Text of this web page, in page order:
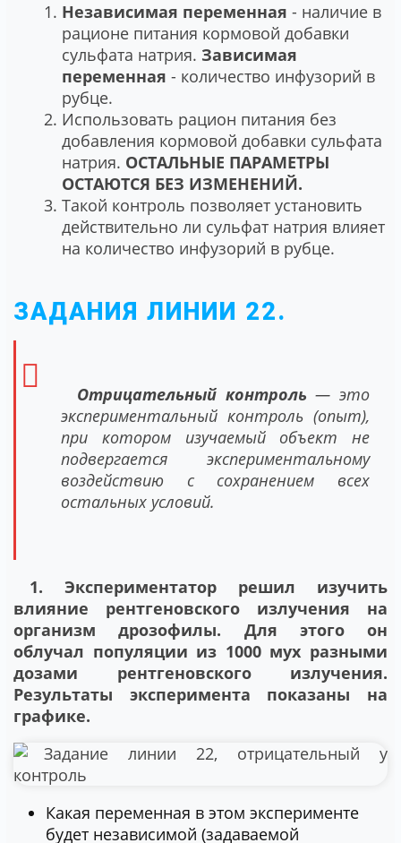
Независимая переменная - наличие в
рационе питания кормовой добавки
сульфата натрия. Зависимая
переменная - количество инфузорий в
рубце.
Использовать рацион питания без
добавления кормовой добавки сульфата
натрия. ОСТАЛЬНЫЕ ПАРАМЕТРЫ
ОСТАЮТСЯ БЕЗ ИЗМЕНЕНИЙ.
Такой контроль позволяет установить
действительно ли сульфат натрия влияет
на количество инфузорий в рубце.
ЗАДАНИЯ ЛИНИИ 22.
Отрицательный контроль— это
экспериментальный контроль (опыт),
при котором изучаемый объект не
подвергается экспериментальному
воздействию с сохранением всех
остальных условий.
1. Экспериментатор решил изучить
влияние рентгеновского излучения на
организм дрозофилы. Для этого он
облучал популяции из 1000 мух разными
дозами рентгеновского излучения.
Результаты эксперимента показаны на
графике.
Какая переменная в этом эксперименте
будет независимой (задаваемой